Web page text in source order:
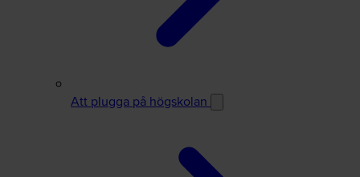
Att plugga på högskolan